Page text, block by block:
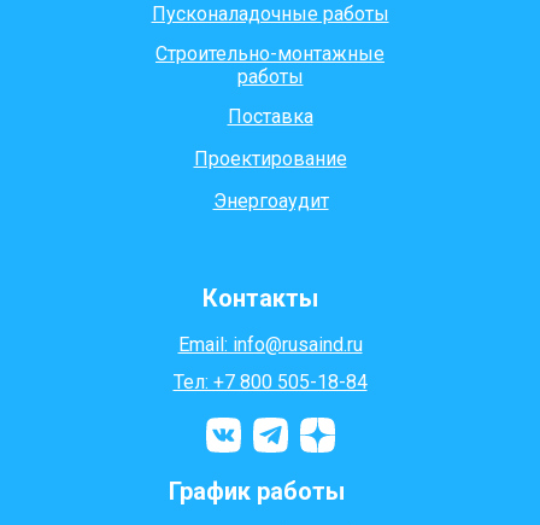
Проектирование
Контакты
Email: info@rusaind.ru
Тел: +7 800 505-18-84
Энергоаудит
Поставка
Строительно-монтажные
работы
Пусконаладочные работы
График работы